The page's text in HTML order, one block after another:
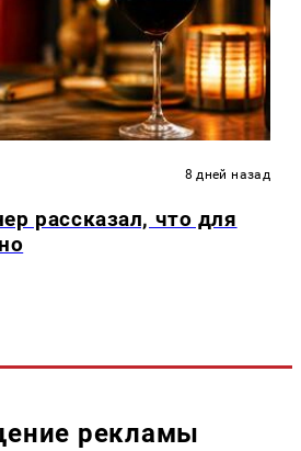
8 дней назад
рассказал, что для
рекламы